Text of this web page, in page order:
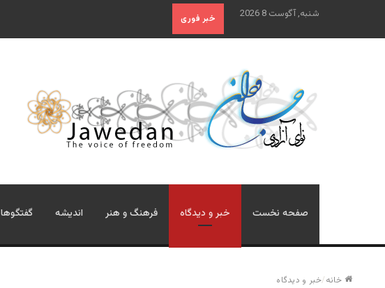
شنبه, آگوست 8 2026 خبر فوری
صفحه نخست خبر و دیدگاه فرهنگ و هنر اندیشه گفتگوها
خانه/خبر و دیدگاه